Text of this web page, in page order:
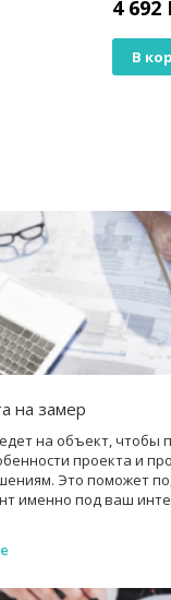
4 692
В
на замер
на объект, чтобы
проекта и
Это поможет
именно под ваш